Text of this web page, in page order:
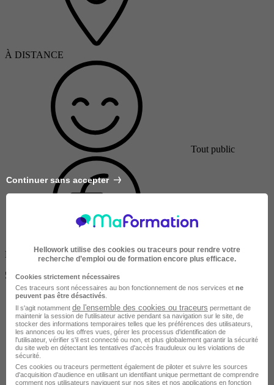
À DISTANCE
Tout public
Non finançable CPF
5000 €
Continuer sans accepter
Hellowork utilise des cookies ou traceurs pour rendre votre
recherche d’emploi ou de formation encore plus efficace.
Cookies strictement nécessaires
Ces traceurs sont nécessaires au bon fonctionnement de nos services et ne
peuvent pas être désactivés
Il s'agit notamment de l'ensemble des cookies ou traceurs permettant de
maintenir la session de l'utilisateur active pendant sa navigation sur le site, de
stocker des informations temporaires telles que les préférences des utilisateurs,
les annonces ou les offres vues, gérer les processus d'identification de
l'utilisateur, vérifier s'il est connecté ou non, et plus globalement garantir la sécurité
du site web en détectant les tentatives d'accès frauduleux ou les violations de
sécurité.
Ces cookies ou traceurs permettent également de piloter et suivre les sources
d'acquisition d'audience en utilisant un identifiant unique permettant de comprendre
comment nos utilisateurs naviguent sur nos sites et nos applications en fonction